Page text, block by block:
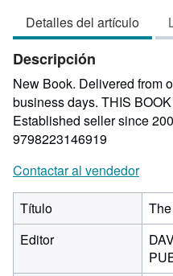
Detalles del artículo
Descripción
New Book. Delivered from
business days. THIS
Established seller since
9798223146919
Contactar al vendedor
Título
Editor